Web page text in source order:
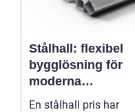
Stålhall: flexibel
bygglösning för
moderna
verksamheter
En stålhall pris har